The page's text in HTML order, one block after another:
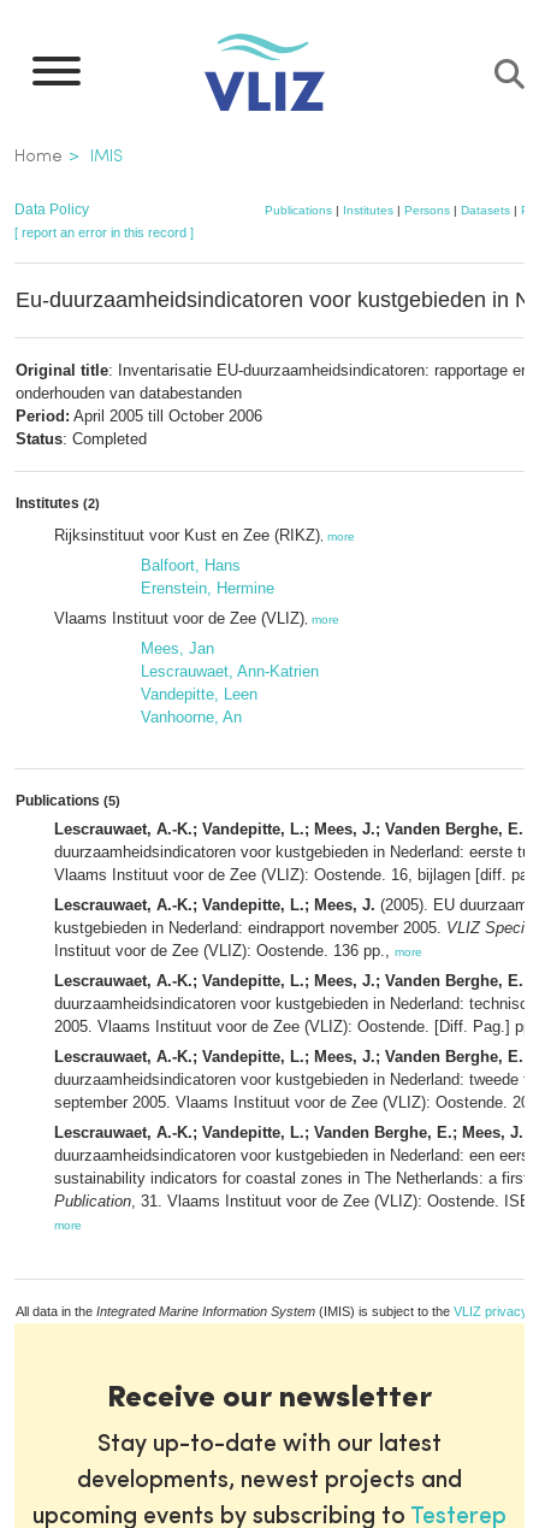
main
Breadcrumb
Home IMIS
Data Policy Publications | Institutes | Persons | Datasets |
[ report an error in this record ]
Eu-duurzaamheidsindicatoren voor kustgebieden in
Original title: Inventarisatie EU-duurzaamheidsindicatoren: rapportage en
onderhouden van databestanden
Period: April 2005 till October 2006
Status: Completed
Institutes (2)
Rijksinstituut voor Kust en Zee (RIKZ) more
Balfoort, Hans
Erenstein, Hermine
Vlaams Instituut voor de Zee (VLIZ) more
Mees, Jan
Lescrauwaet, Ann-Katrien
Vandepitte, Leen
Vanhoorne, An
Publications (5)
Lescrauwaet, A.-K.; Vandepitte, L.; Mees, J.; Vanden Berghe, E.
duurzaamheidsindicatoren voor kustgebieden in Nederland: eerste
Vlaams Instituut voor de Zee (VLIZ): Oostende. 16, bijlagen [diff.
Lescrauwaet, A.-K.; Vandepitte, L.; Mees, J. (2005). EU
kustgebieden in Nederland: eindrapport november 2005. VLIZ
Instituut voor de Zee (VLIZ): Oostende. 136 pp., more
Lescrauwaet, A.-K.; Vandepitte, L.; Mees, J.; Vanden Berghe, E.
duurzaamheidsindicatoren voor kustgebieden in Nederland:
2005. Vlaams Instituut voor de Zee (VLIZ): Oostende. [Diff. Pag.]
Lescrauwaet, A.-K.; Vandepitte, L.; Mees, J.; Vanden Berghe, E.
duurzaamheidsindicatoren voor kustgebieden in Nederland: tweede
september 2005. Vlaams Instituut voor de Zee (VLIZ): Oostende.
Lescrauwaet, A.-K.; Vandepitte, L.; Vanden Berghe, E.; Mees, J.
duurzaamheidsindicatoren voor kustgebieden in Nederland: een
sustainability indicators for coastal zones in The Netherlands: a first
Publication, 31. Vlaams Instituut voor de Zee (VLIZ): Oostende.
more
All data in the Integrated Marine Information System (IMIS) is subject to the VLIZ privacy
Receive our newsletter
Stay up-to-date with our latest
developments, newest projects and
upcoming events by subscribing to Testerep